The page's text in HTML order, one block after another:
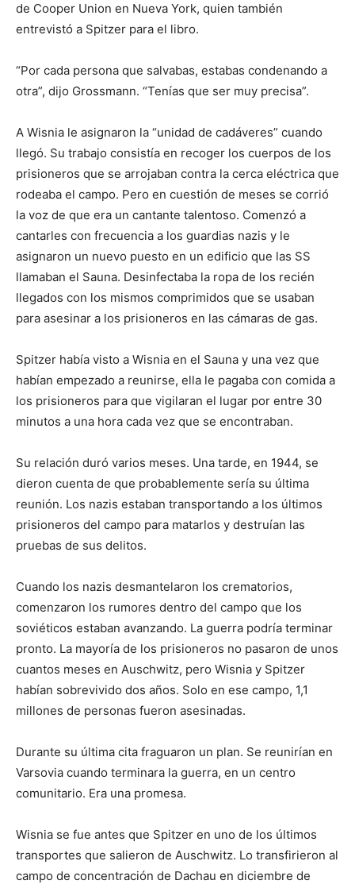
de Cooper Union en Nueva York, quien también
entrevistó a Spitzer para el libro.
“Por cada persona que salvabas, estabas condenando a
otra”, dijo Grossmann. “Tenías que ser muy precisa”.
A Wisnia le asignaron la “unidad de cadáveres” cuando
llegó. Su trabajo consistía en recoger los cuerpos de los
prisioneros que se arrojaban contra la cerca eléctrica que
rodeaba el campo. Pero en cuestión de meses se corrió
la voz de que era un cantante talentoso. Comenzó a
cantarles con frecuencia a los guardias nazis y le
asignaron un nuevo puesto en un edificio que las SS
llamaban el Sauna. Desinfectaba la ropa de los recién
llegados con los mismos comprimidos que se usaban
para asesinar a los prisioneros en las cámaras de gas.
Spitzer había visto a Wisnia en el Sauna y una vez que
habían empezado a reunirse, ella le pagaba con comida a
los prisioneros para que vigilaran el lugar por entre 30
minutos a una hora cada vez que se encontraban.
Su relación duró varios meses. Una tarde, en 1944, se
dieron cuenta de que probablemente sería su última
reunión. Los nazis estaban transportando a los últimos
prisioneros del campo para matarlos y destruían las
pruebas de sus delitos.
Cuando los nazis desmantelaron los crematorios,
comenzaron los rumores dentro del campo que los
soviéticos estaban avanzando. La guerra podría terminar
pronto. La mayoría de los prisioneros no pasaron de unos
cuantos meses en Auschwitz, pero Wisnia y Spitzer
habían sobrevivido dos años. Solo en ese campo, 1,1
millones de personas fueron asesinadas.
Durante su última cita fraguaron un plan. Se reunirían en
Varsovia cuando terminara la guerra, en un centro
comunitario. Era una promesa.
Wisnia se fue antes que Spitzer en uno de los últimos
transportes que salieron de Auschwitz. Lo transfirieron al
campo de concentración de Dachau en diciembre de